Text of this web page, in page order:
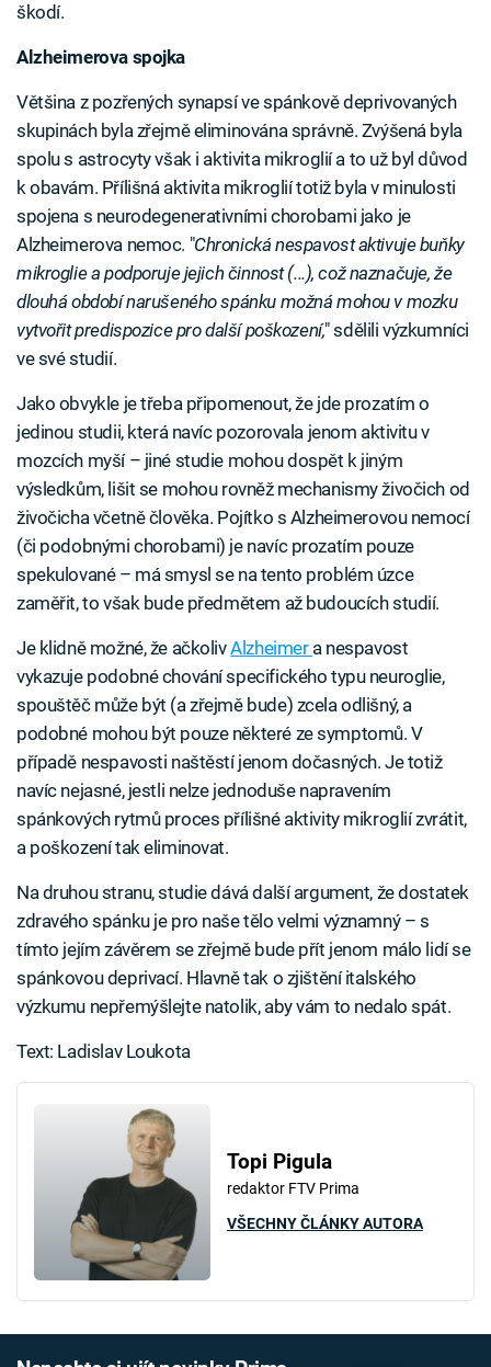
škodí.
Alzheimerova spojka
Většina z pozřených synapsí ve spánkově deprivovaných
skupinách byla zřejmě eliminována správně. Zvýšená byla
spolu s astrocyty však i aktivita mikroglií a to už byl důvod
k obavám. Přílišná aktivita mikroglií totiž byla v minulosti
spojena s neurodegenerativními chorobami jako je
Alzheimerova nemoc. "Chronická nespavost aktivuje buňky
mikroglie a podporuje jejich činnost (...), což naznačuje, že
dlouhá období narušeného spánku možná mohou v mozku
vytvořit predispozice pro další poškození," sdělili výzkumníci
ve své studií.
Jako obvykle je třeba připomenout, že jde prozatím o
jedinou studii, která navíc pozorovala jenom aktivitu v
mozcích myší – jiné studie mohou dospět k jiným
výsledkům, lišit se mohou rovněž mechanismy živočich od
živočicha včetně člověka. Pojítko s Alzheimerovou nemocí
(či podobnými chorobami) je navíc prozatím pouze
spekulované – má smysl se na tento problém úzce
zaměřit, to však bude předmětem až budoucích studií.
Je klidně možné, že ačkolivAlzheimer a nespavost
vykazuje podobné chování specifického typu neuroglie,
spouštěč může být (a zřejmě bude) zcela odlišný, a
podobné mohou být pouze některé ze symptomů. V
případě nespavosti naštěstí jenom dočasných. Je totiž
navíc nejasné, jestli nelze jednoduše napravením
spánkových rytmů proces přílišné aktivity mikroglií zvrátit,
a poškození tak eliminovat.
Na druhou stranu, studie dává další argument, že dostatek
zdravého spánku je pro naše tělo velmi významný – s
tímto jejím závěrem se zřejmě bude přít jenom málo lidí se
spánkovou deprivací. Hlavně tak o zjištění italského
výzkumu nepřemýšlejte natolik, aby vám to nedalo spát.
Text: Ladislav Loukota
Topi Pigula
redaktor FTV Prima
VŠECHNY ČLÁNKY AUTORA